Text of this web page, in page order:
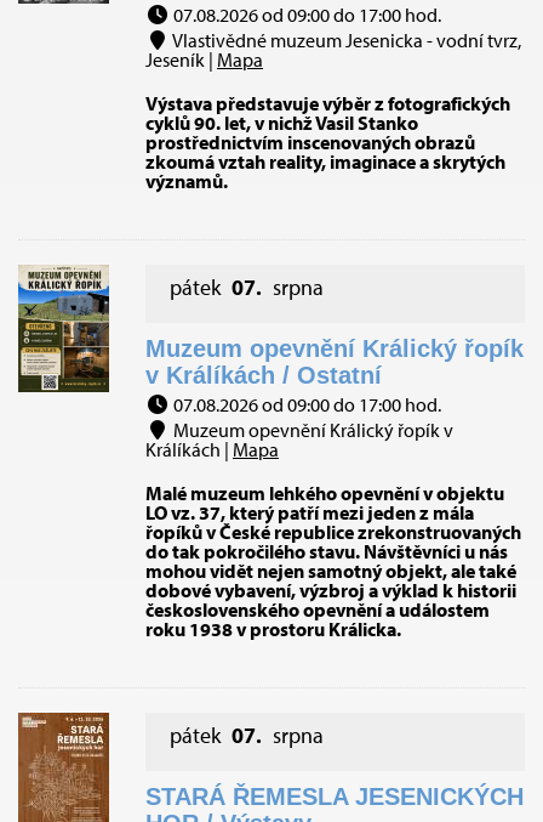
07.08.2026 od 09:00 do 17:00 hod.
Vlastivědné muzeum Jesenicka - vodní tvrz,
Jeseník | Mapa
Výstava představuje výběr z fotografických
cyklů 90. let, v nichž Vasil Stanko
prostřednictvím inscenovaných obrazů
zkoumá vztah reality, imaginace a skrytých
významů.
pátek 07. srpna
Muzeum opevnění Králický řopík
v Králíkách / Ostatní
07.08.2026 od 09:00 do 17:00 hod.
Muzeum opevnění Králický řopík v
Králíkách | Mapa
Malé muzeum lehkého opevnění v objektu
LO vz. 37, který patří mezi jeden z mála
řopíků v České republice zrekonstruovaných
do tak pokročilého stavu. Návštěvníci u nás
mohou vidět nejen samotný objekt, ale také
dobové vybavení, výzbroj a výklad k historii
československého opevnění a událostem
roku 1938 v prostoru Králicka.
pátek 07. srpna
STARÁ ŘEMESLA JESENICKÝCH